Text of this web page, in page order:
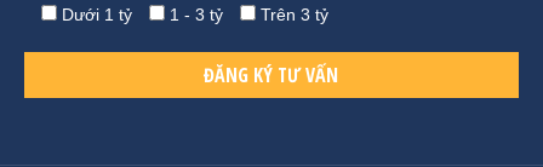
Dưới 1 tỷ
1 - 3 tỷ Trên 3 tỷ